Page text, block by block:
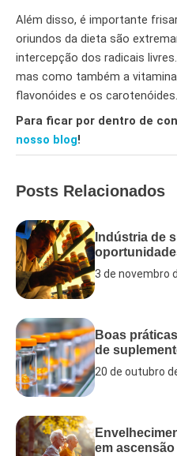
Além disso, é importante
oriundos da dieta são
intercepção dos radicais
mas como também a
flavonóides e os carotenóides.
Para ficar por dentro de
nosso blog!
Posts Relacionados
Indústria de
3 de novembro
Boas
de
20 de outubro
em ascensão